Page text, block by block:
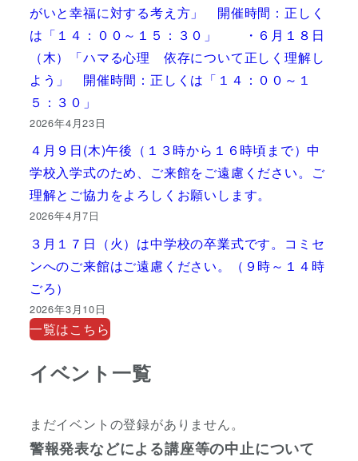
がいと幸福に対する考え方」 開催時間：正しく
は「１４：００～１５：３０」 ・６月１８日
（木）「ハマる心理 依存について正しく理解し
よう」 開催時間：正しくは「１４：００～１
５：３０」
2026年4月23日
４月９日(木)午後（１３時から１６時頃まで）中
学校入学式のため、ご来館をご遠慮ください。ご
理解とご協力をよろしくお願いします。
2026年4月7日
３月１７日（火）は中学校の卒業式です。コミセ
ンへのご来館はご遠慮ください。（９時～１４時
ごろ）
2026年3月10日
一覧はこちら
イベント一覧
まだイベントの登録がありません。
警報発表などによる講座等の中止について